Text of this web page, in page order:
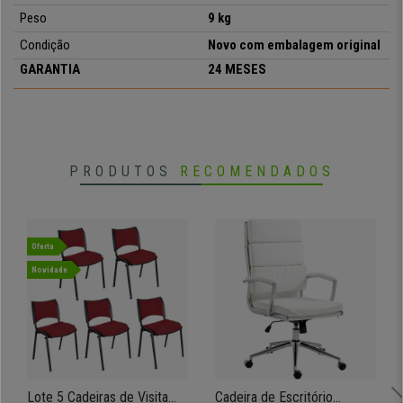
Peso
9 kg
Condição
Novo com embalagem original
GARANTIA
24 MESES
PRODUTOS RECOMENDADOS
Oferta
Novidade
Lote 5 Cadeiras de Visita
Cadeira de Escritório